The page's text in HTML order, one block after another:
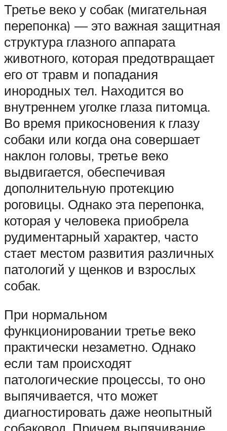
Третье веко у собак (мигательная
перепонка) — это важная защитная
структура глазного аппарата
животного, которая предотвращает
его от травм и попадания
инородных тел. Находится во
внутреннем уголке глаза питомца.
Во время прикосновения к глазу
собаки или когда она совершает
наклон головы, третье веко
выдвигается, обеспечивая
дополнительную протекцию
роговицы. Однако эта перепонка,
которая у человека приобрела
рудиментарный характер, часто
стает местом развития различных
патологий у щенков и взрослых
собак.
При нормальном
функционировании третье веко
практически незаметно. Однако
если там происходят
патологические процессы, то оно
выпячивается, что может
диагностировать даже неопытный